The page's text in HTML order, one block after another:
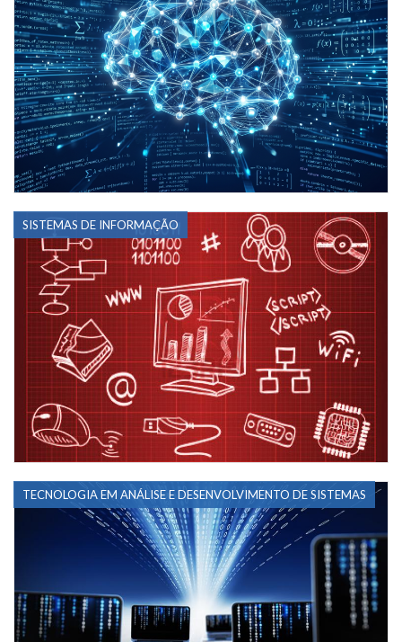
SISTEMAS DE INFORMAÇÃO
TECNOLOGIA EM ANÁLISE E DESENVOLVIMENTO DE SISTEMAS